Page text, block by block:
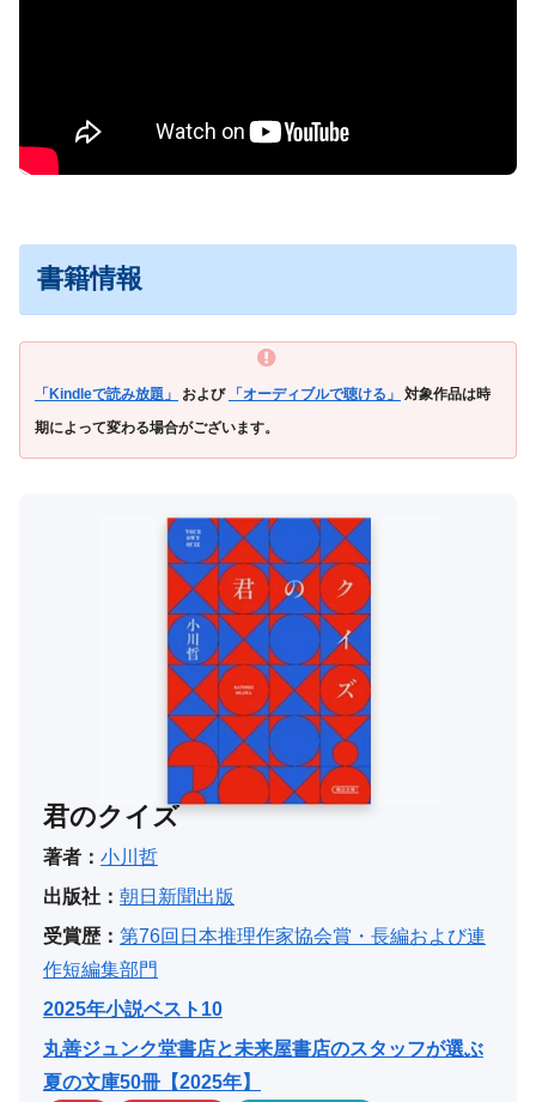
書籍情報
「Kindleで読み放題」 および 「オーディブルで聴ける」
対象作品は時
期によって変わる場合がございます。
君のクイズ
著者： 小川哲
出版社： 朝日新聞出版
受賞歴： 第76回日本推理作家協会賞・長編および連
作短編集部門
2025年小説ベスト10
丸善ジュンク堂書店と未来屋書店のスタッフが選ぶ
夏の文庫50冊【2025年】